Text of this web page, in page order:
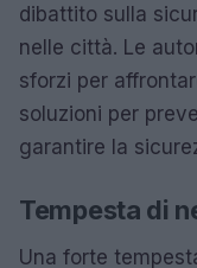
dibattito sulla
nelle città. Le
sforzi per
soluzioni per
garantire la
Tempesta di
Una forte